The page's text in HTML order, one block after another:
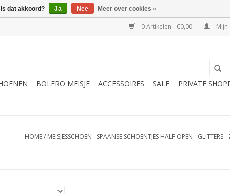
0 Artikelen - €0,00 Mijn
BOLERO MEISJE ACCESSOIRES SALE PRIVATE
HOME/ MEISJESSCHOEN - SPAANSE SCHOENTJES HALF OPEN - GLITTERS
dat akkoord? Ja Nee Meer over cookies »